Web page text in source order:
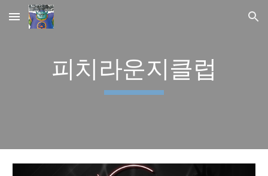
Skip to main content Skip to navigation
피치라운지클럽